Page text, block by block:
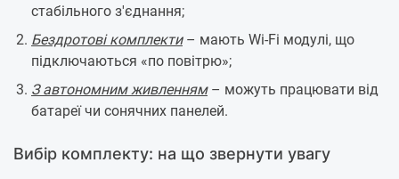
стабільного з'єднання;
Бездротові комплекти– мають Wi-Fi модулі, що
підключаються «по повітрю»;
З автономним живленням– можуть працювати від
батареї чи сонячних панелей.
Вибір комплекту: на що звернути увагу